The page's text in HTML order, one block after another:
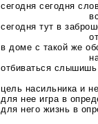
сегодня сегодня
сегодня тут в
в доме с такой же
отбиваться
цель насильника и
для нее игра в
для него жизнь в